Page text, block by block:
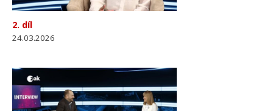
2. díl
24.03.2026